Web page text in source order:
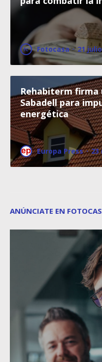
Fotocasa · 21
Rehabiterm firma
Sabadell para
energética
Europa Press · 23
ANÚNCIATE EN